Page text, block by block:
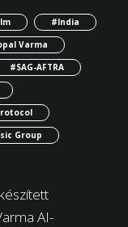
#India
Varma
#SAG-AFTRA
Group
AI-